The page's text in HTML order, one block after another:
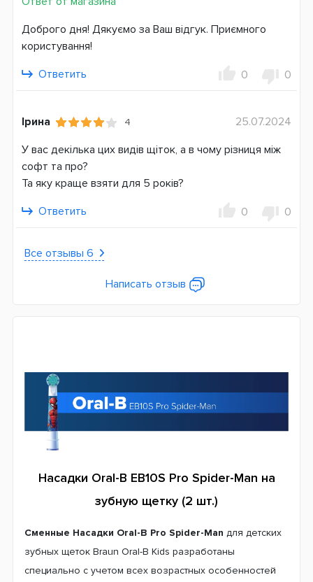
Германия
Доброго дня! Дякуємо за Ваш відгук. Приємного
користування!
Ответить
0 0
Ірина 4
25.07.2024
У вас декілька цих видів щіток, а в чому різниця між
софт та про?
Та яку краще взяти для 5 років?
Ответить
0 0
Все отзывы 6
Написать отзыв
Насадки Oral-B EB10S Pro Spider-Man на
зубную щетку (2 шт.)
Сменные Насадки Oral-B Pro Spider-Man для детских
зубных щеток Braun Oral-B Kids разработаны
специально с учетом всех возрастных особенностей